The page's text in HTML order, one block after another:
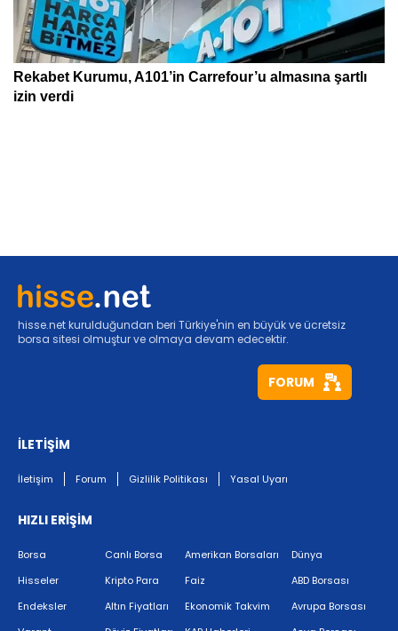
hisse.net kurulduğundan beri Türkiye'nin en büyük ve ücretsiz
borsa sitesi olmuştur ve olmaya devam edecektir.
FORUM
İLETİŞİM
İletişim Forum Gizlilik Politikası Yasal Uyarı
HIZLI ERİŞİM
Borsa
Hisseler
Endeksler
Canlı Borsa
Kripto Para
Altın Fiyatları
Amerikan Borsaları
Faiz
Ekonomik Takvim
Dünya
ABD Borsası
Avrupa Borsası